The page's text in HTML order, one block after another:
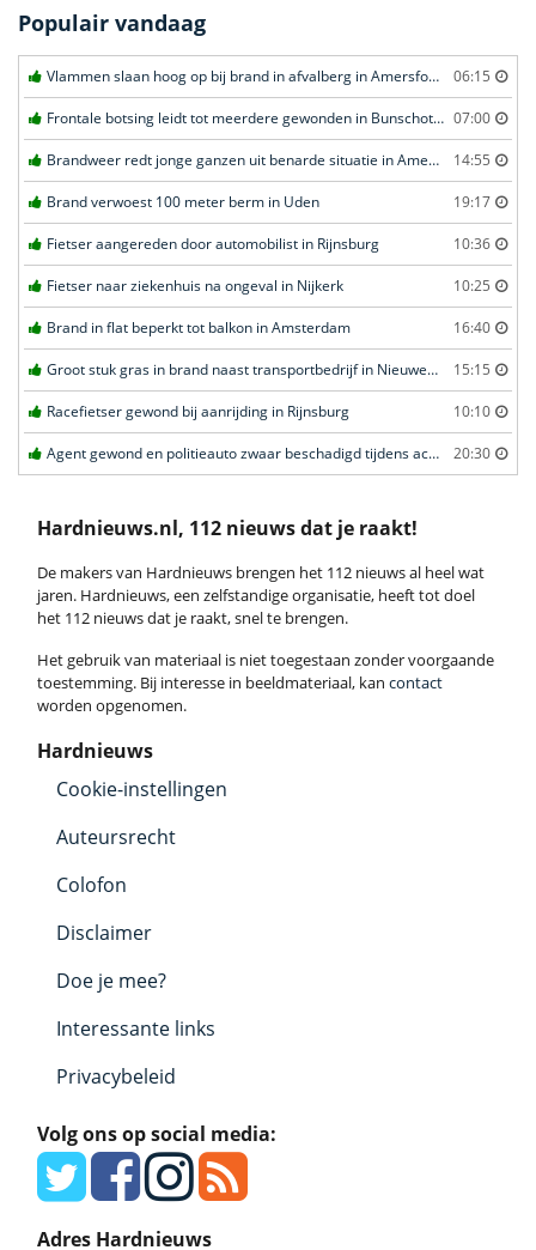
Populair vandaag
Vlammen slaan hoog op bij brand in afvalberg in Amersfoort 06:15
Frontale botsing leidt tot meerdere gewonden in Bunschoten-Spakenburg 07:00
Brandweer redt jonge ganzen uit benarde situatie in Amersfoort 14:55
Brand verwoest 100 meter berm in Uden 19:17
Fietser aangereden door automobilist in Rijnsburg 10:36
Fietser naar ziekenhuis na ongeval in Nijkerk 10:25
Brand in flat beperkt tot balkon in Amsterdam 16:40
Groot stuk gras in brand naast transportbedrijf in Nieuwegein 15:15
Racefietser gewond bij aanrijding in Rijnsburg 10:10
Agent gewond en politieauto zwaar beschadigd tijdens achtervolging in Uden 20:30
Hardnieuws.nl, 112 nieuws dat je raakt!
De makers van Hardnieuws brengen het 112 nieuws al heel wat
jaren. Hardnieuws, een zelfstandige organisatie, heeft tot doel
het 112 nieuws dat je raakt, snel te brengen.
Het gebruik van materiaal is niet toegestaan zonder voorgaande
toestemming. Bij interesse in beeldmateriaal, kan contact
worden opgenomen.
Hardnieuws
Cookie-instellingen
Auteursrecht
Colofon
Disclaimer
Doe je mee?
Interessante links
Privacybeleid
Volg ons op social media:
Adres Hardnieuws